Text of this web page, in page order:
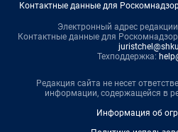
Контактные данные для
Электронный адрес
Контактные данные для
Техподдержка:
Редакция сайта не несет
информации, содержащейся в
Информация об